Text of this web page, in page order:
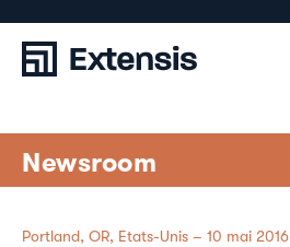
Newsroom
Portland, OR, Etats-Unis – 10 mai 2016